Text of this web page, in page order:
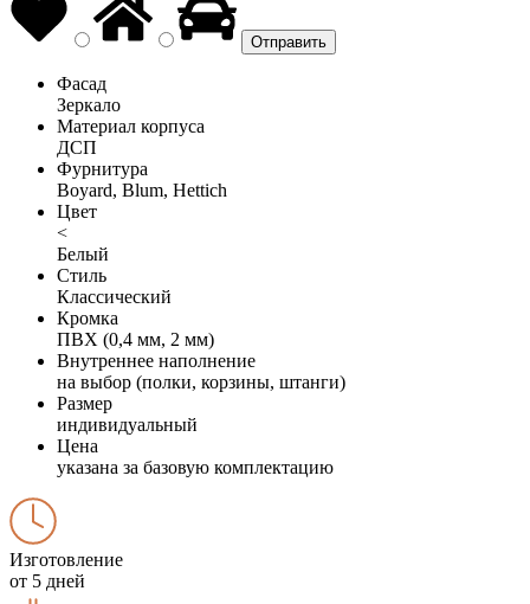
Фасад
Зеркало
Материал корпуса
ДСП
Фурнитура
Boyard, Blum, Hettich
Цвет
<
Белый
Стиль
Классический
Кромка
ПВХ (0,4 мм, 2 мм)
Внутреннее наполнение
на выбор (полки, корзины, штанги)
Размер
индивидуальный
Цена
указана за базовую комплектацию
Изготовление
от 5 дней